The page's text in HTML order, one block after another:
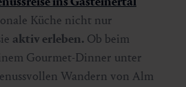
Küche nicht nur
aktiv erleben. Ob beim
Gourmet-Dinner unter
Wandern von Alm